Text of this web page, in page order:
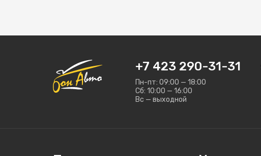
+7 423 290-31-31
Пн-пт: 09:00 — 18:00
Сб: 10:00 — 16:00
Вс — выходной